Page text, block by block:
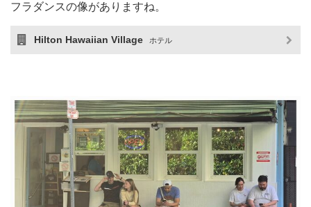
フラダンスの像がありますね。
Hilton Hawaiian Village ホテル